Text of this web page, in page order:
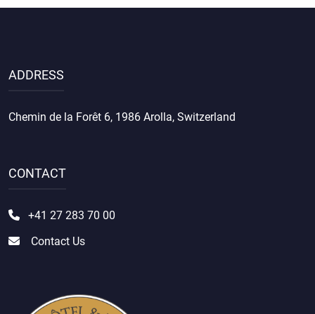
ADDRESS
Chemin de la Forêt 6, 1986 Arolla, Switzerland
CONTACT
+41 27 283 70 00
Contact Us